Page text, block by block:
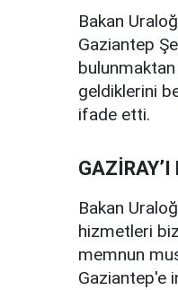
Bakan
Gaziantep
geldiklerini
ifade etti.
Bakan
hizmetleri
memnun
Gaziantep'e